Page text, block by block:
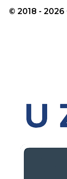
© 2018 -